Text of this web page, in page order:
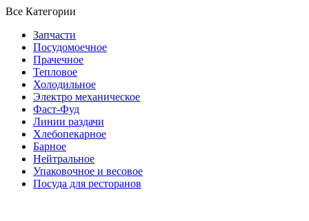
Все Категории
Запчасти
Посудомоечное
Прачечное
Тепловое
Холодильное
Электро механическое
Фаст-Фуд
Линии раздачи
Хлебопекарное
Барное
Нейтральное
Упаковочное и весовое
Посуда для ресторанов